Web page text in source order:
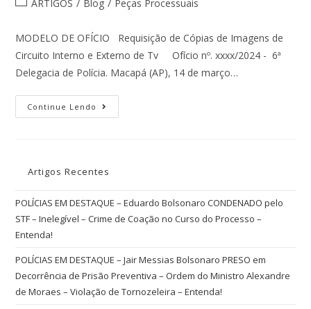
ARTIGOS / Blog / Peças Processuais
MODELO DE OFÍCIO Requisição de Cópias de Imagens de
Circuito Interno e Externo de Tv Ofício nº. xxxx/2024 - 6ª
Delegacia de Polícia. Macapá (AP), 14 de março…
Continue Lendo
Artigos Recentes
POLÍCIAS EM DESTAQUE – Eduardo Bolsonaro CONDENADO pelo
STF – Inelegível – Crime de Coação no Curso do Processo –
Entenda!
POLÍCIAS EM DESTAQUE – Jair Messias Bolsonaro PRESO em
Decorrência de Prisão Preventiva – Ordem do Ministro Alexandre
de Moraes – Violação de Tornozeleira – Entenda!